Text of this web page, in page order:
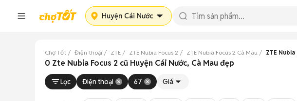
Huyện Cái Nước
Chợ Tốt Điện thoại ZTE ZTE Nubia Focus 2 ZTE Nubia Focus 2 Cà Mau ZTE Nubia
0 Zte Nubia Focus 2 cũ Huyện Cái Nước, Cà Mau đẹp
Lọc Điện thoại 67 Giá